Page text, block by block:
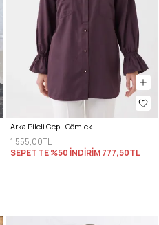
Arka Pileli Cepli Gömlek Y0147 - MÜRDÜM
1.555,00TL
SEPETTE %50 İNDİRİM777,50TL